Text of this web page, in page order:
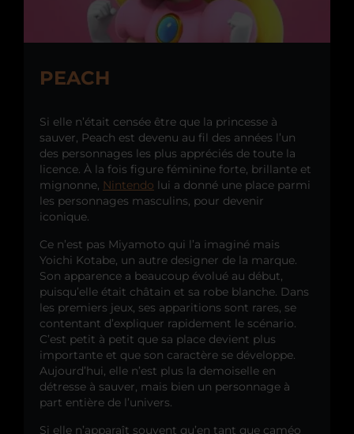
PEACH
Si elle n’était censée être que la princesse à
sauver, Peach est devenu au fil des années l’un
des personnages les plus appréciés de toute la
licence. À la fois figure féminine forte, brillante et
mignonne, Nintendo lui a donné une place parmi
les personnages masculins, pour devenir
iconique.
Ce n’est pas Miyamoto qui l’a imaginé mais
Yoichi Kotabe, un autre designer de la marque.
Son apparence a beaucoup évolué au début,
puisqu’elle était châtain et sa robe blanche. Dans
les premiers jeux, ses apparitions sont rares, se
contentant d’expliquer rapidement le scénario.
C’est petit à petit que sa place devient plus
importante et que son caractère se développe.
Aujourd’hui, elle n’est plus la demoiselle en
détresse à sauver, mais bien un personnage à
part entière de l’univers.
Si elle n’apparaît souvent qu’en tant que caméo